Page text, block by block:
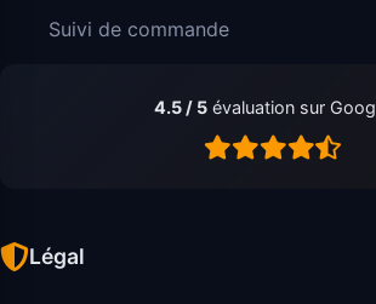
Suivi de commande
4.5 / 5 évaluation sur
Légal